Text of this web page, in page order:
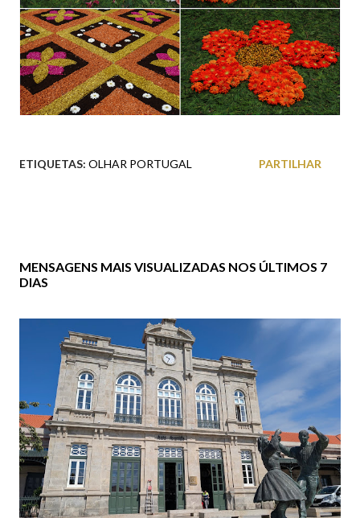
ETIQUETAS: OLHAR PORTUGAL PARTILHAR
MENSAGENS MAIS VISUALIZADAS NOS ÚLTIMOS 7
DIAS